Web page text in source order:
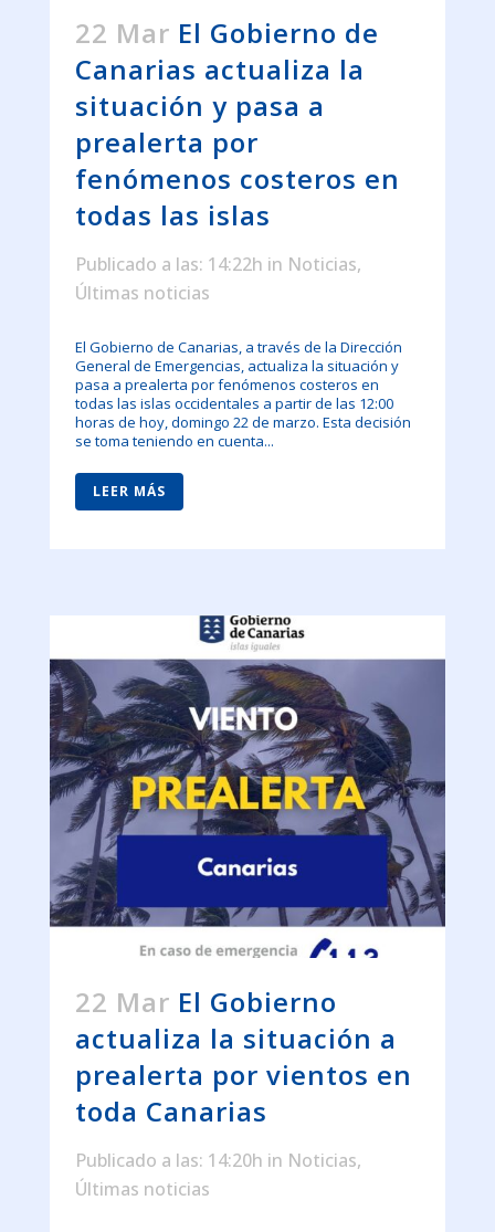
22 Mar El Gobierno de
Canarias actualiza la
situación y pasa a
prealerta por
fenómenos costeros en
todas las islas
Publicado a las: 14:22h in Noticias,
Últimas noticias
El Gobierno de Canarias, a través de la Dirección
General de Emergencias, actualiza la situación y
pasa a prealerta por fenómenos costeros en
todas las islas occidentales a partir de las 12:00
horas de hoy, domingo 22 de marzo. Esta decisión
se toma teniendo en cuenta...
LEER MÁS
22 Mar El Gobierno
actualiza la situación a
prealerta por vientos en
toda Canarias
Publicado a las: 14:20h in Noticias,
Últimas noticias